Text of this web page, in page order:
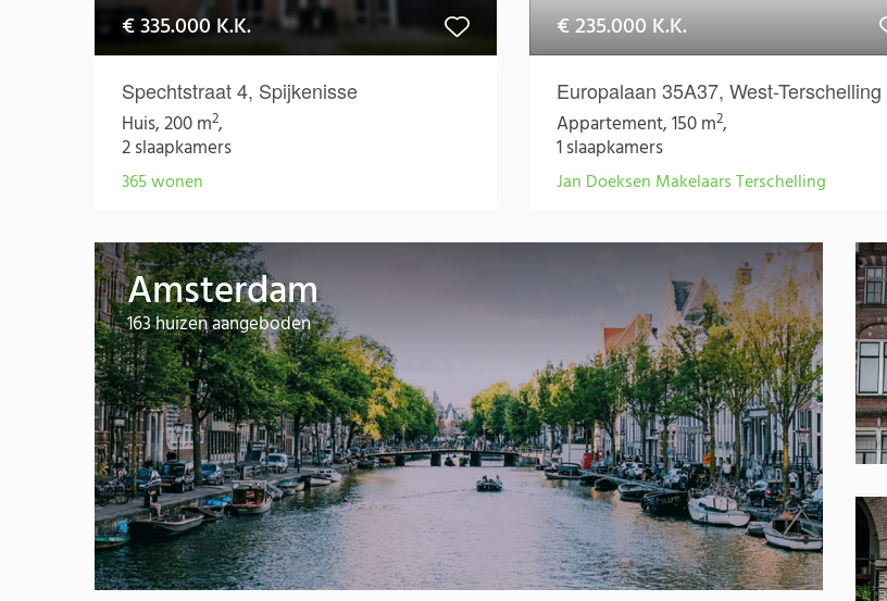
€ 335.000 K.K.
Spechtstraat 4, Spijkenisse
Huis, 200 m2,
2 slaapkamers
365 wonen
€ 235.000 K.K.
Europalaan 35A37, West-Terschelling
Appartement, 150 m2,
1 slaapkamers
Jan Doeksen Makelaars Terschelling
Amsterdam
163 huizen aangeboden